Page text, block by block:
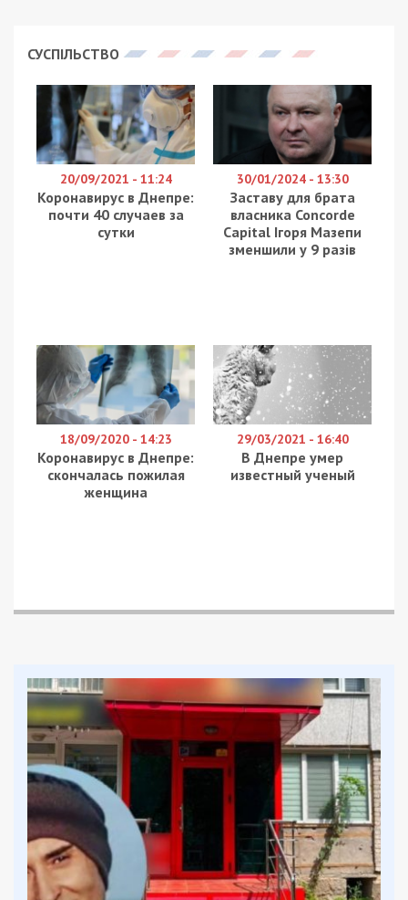
Кировоградской областей. По ее мнению,
лидеров является нарушением закона «Об
осуждении коммунистического и национал-
социалистического (нацистского) тоталитарных
режимов в Украине и пропаганду их символики».
Позже появиласьэлектронная петиция, смысл
которой состоит в переименовании
Днепропетровской области в Сичеславскую. С
каждым днем под петицией подписывается все
больше людей, поддержали идею более 1,5
«Каждый человек признает факт необходимости
смены этого названия. Возможно, переименование с
Днепропетровской области в Сичеславскую в будущем
приведет к новому названию города или станет
толчком для разработки «концепции» нашего региона»,
– говорит он.
голодомора», – добавил Максим Мирошниченко,
журналист.
Слушание по этой теме состоится в центре
«Просвита»10 февраля в 16:00 по адресуул.
Владимира Мономаха, 17а . Прийти и высказать
свое мнение может любой желающий, однако у
организаторов одно правило – на слушании
звучать будет только украинский язык.